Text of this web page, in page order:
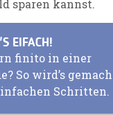
sparen kannst.
EIFACH!
finito in einer
So wird’s
Schritten.